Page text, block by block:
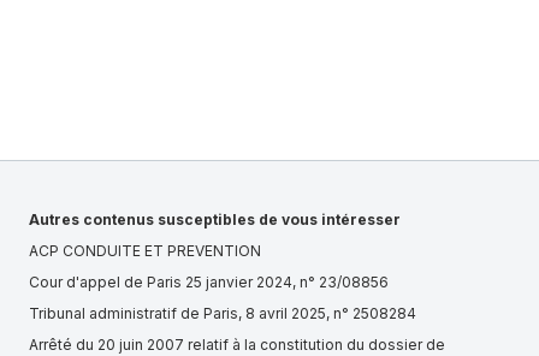
Autres contenus susceptibles de vous intéresser
ACP CONDUITE ET PREVENTION
Cour d'appel de Paris 25 janvier 2024, n° 23/08856
Tribunal administratif de Paris, 8 avril 2025, n° 2508284
Arrêté du 20 juin 2007 relatif à la constitution du dossier de